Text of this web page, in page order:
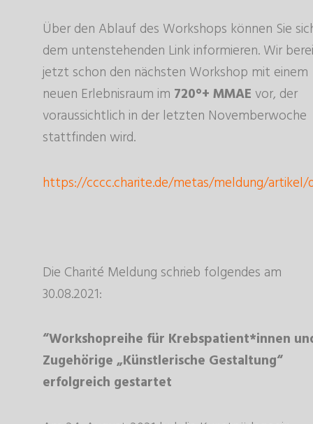
Über den Ablauf des Workshops können Sie
dem untenstehenden Link informieren. Wir
jetzt schon den nächsten Workshop mit einem
neuen Erlebnisraum im720°+ MMAEvor, der
voraussichtlich in der letzten Novemberwoche
stattfinden wird.
https://cccc.charite.de/metas/meldung/
Die Charité Meldung schrieb folgendes am
30.08.2021:
“Workshopreihe für Krebspatient*innen
Zugehörige „Künstlerische Gestaltung“
erfolgreich gestartet